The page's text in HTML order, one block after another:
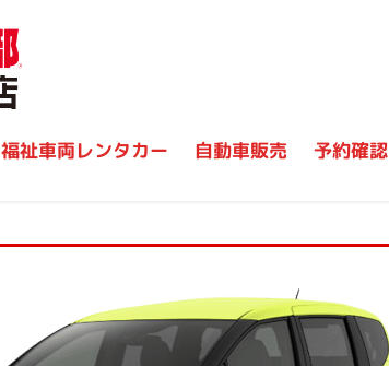
福祉車両レンタカー 自動車販売 予約確認